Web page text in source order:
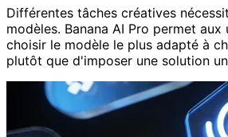
Différentes tâches créatives
modèles. Banana AI Pro permet
choisir le modèle le plus adapté à
plutôt que d'imposer une solution